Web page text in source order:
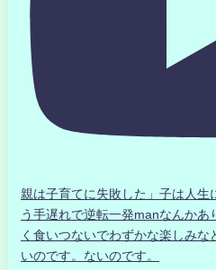
親は子育てに失敗した」子は人生
う手遅れで逆転一発manなんかあ
く食いつないでわずかな楽しみ
いのです。ないのです。